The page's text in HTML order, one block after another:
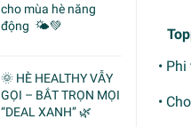
cho mùa hè năng
động 🌤️💚
🌞 HÈ HEALTHY VẪY
GỌI – BẮT TRỌN MỌI
“DEAL XANH” 🌿
•
•